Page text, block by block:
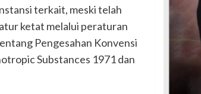
terkait, meski telah
ketat melalui peraturan
Pengesahan Konvensi
Substances 1971 dan